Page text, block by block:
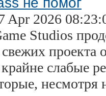
Apr 2026
Studios
свежих
слабые